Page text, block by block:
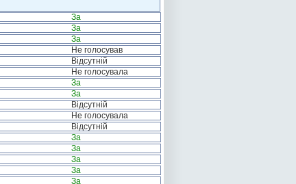
За
За
За
Не голосував
Відсутній
Не голосувала
За
За
Відсутній
Не голосувала
Відсутній
За
За
За
За
За